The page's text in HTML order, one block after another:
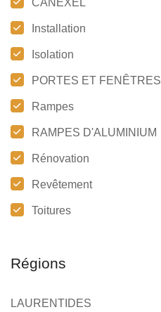
CANEXEL
Installation
Isolation
PORTES ET FENÊTRES
Rampes
RAMPES D'ALUMINIUM
Rénovation
Revêtement
Toitures
Régions
LAURENTIDES